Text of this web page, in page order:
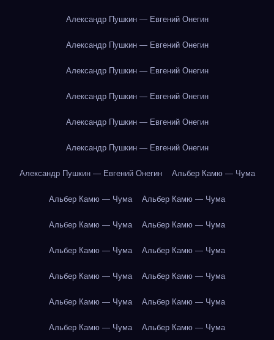
Александр Пушкин — Евгений Онегин
Александр Пушкин — Евгений Онегин
Александр Пушкин — Евгений Онегин
Александр Пушкин — Евгений Онегин
Александр Пушкин — Евгений Онегин
Александр Пушкин — Евгений Онегин
Александр Пушкин — Евгений Онегин Альбер Камю — Чума
Альбер Камю — Чума Альбер Камю — Чума
Альбер Камю — Чума Альбер Камю — Чума
Альбер Камю — Чума Альбер Камю — Чума
Альбер Камю — Чума Альбер Камю — Чума
Альбер Камю — Чума Альбер Камю — Чума
Альбер Камю — Чума Альбер Камю — Чума